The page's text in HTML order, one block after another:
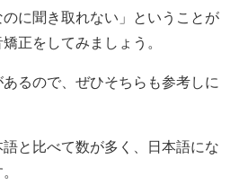
に聞き取れない」ということが
正をしてみましょう。
るので、ぜひそちらも参考しに
と比べて数が多く、日本語にな